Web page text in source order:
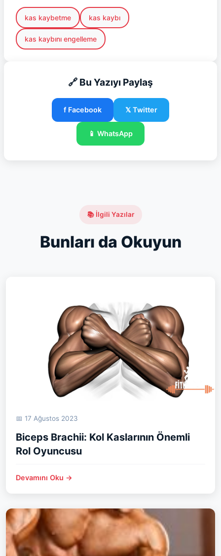
kas kaybetme kas kaybı
kas kaybını engelleme
🔗 Bu Yazıyı Paylaş
f Facebook 𝕏 Twitter
📱 WhatsApp
📚 İlgili Yazılar
Bunları da Okuyun
📅 17 Ağustos 2023
Biceps Brachii: Kol Kaslarının Önemli
Rol Oyuncusu
Devamını Oku →